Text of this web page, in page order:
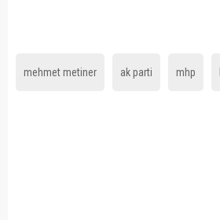
mehmet metiner ak parti mhp